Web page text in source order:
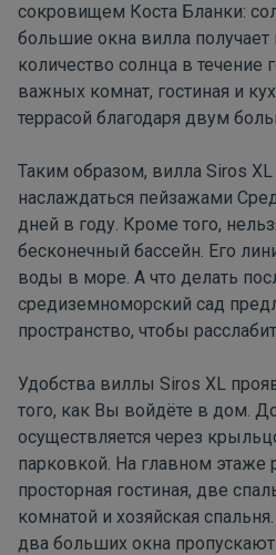
сокровищем Коста Бланки:
большие окна вилла
количество солнца в течение
важных комнат, гостиная и
террасой благодаря двум
Таким образом, вилла Siros XL
наслаждаться пейзажами
дней в году. Кроме того,
бесконечный бассейн. Его
воды в море. А что делать
средиземноморский сад
пространство, чтобы
Удобства виллы Siros XL
того, как Вы войдёте в дом.
осуществляется через
парковкой. На главном этаже
просторная гостиная, две
комнатой и хозяйская
два больших окна